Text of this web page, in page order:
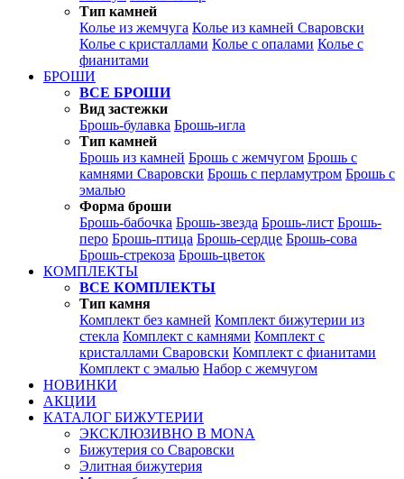
Тип камней
Колье из жемчуга Колье из камней Сваровски
Колье с кристаллами Колье с опалами Колье с
фианитами
БРОШИ
ВСЕ БРОШИ
Вид застежки
Брошь-булавка Брошь-игла
Тип камней
Брошь из камней Брошь с жемчугом Брошь с
камнями Сваровски Брошь с перламутром Брошь с
эмалью
Форма броши
Брошь-бабочка Брошь-звезда Брошь-лист Брошь-
перо Брошь-птица Брошь-сердце Брошь-сова
Брошь-стрекоза Брошь-цветок
КОМПЛЕКТЫ
ВСЕ КОМПЛЕКТЫ
Тип камня
Комплект без камней Комплект бижутерии из
стекла Комплект с камнями Комплект с
кристаллами Сваровски Комплект с фианитами
Комплект с эмалью Набор с жемчугом
НОВИНКИ
АКЦИИ
КАТАЛОГ БИЖУТЕРИИ
ЭКСКЛЮЗИВНО В MONA
Бижутерия со Сваровски
Элитная бижутерия